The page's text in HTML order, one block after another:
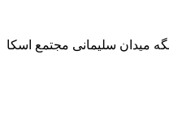
میدان سلیمانی مجتمع اسکا